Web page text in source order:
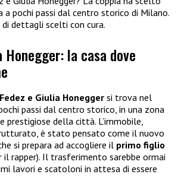
a pochi passi dal centro storico di Milano.
di dettagli scelti con cura.
Honegger: la casa dove
e Giulia Honegger si trova nel
passi dal centro storico, in una zona
prestigiose della città. L’immobile,
è stato pensato come il nuovo
si prepara ad accogliere il primo figlio
il rapper). Il trasferimento sarebbe ormai
lavori e scatoloni in attesa di essere